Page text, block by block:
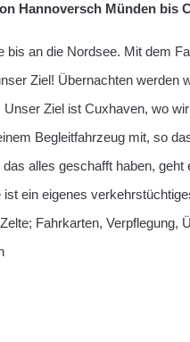
Hannoversch Münden bis
bis an die Nordsee. Mit dem
Ziel! Übernachten werden
Unser Ziel ist Cuxhaven, wo
Begleitfahrzeug mit, so
das alles geschafft haben,
ist ein eigenes
Fahrkarten, Verpflegung,